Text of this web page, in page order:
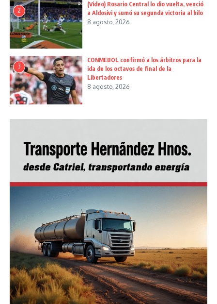
2
(Video) Rosario Central lo dio vuelta, venció
a Aldosivi y sumó su segunda victoria al hilo
8 agosto, 2026
3
CONMEBOL confirmó a los árbitros para la
ida de los octavos de final de la
Libertadores
8 agosto, 2026